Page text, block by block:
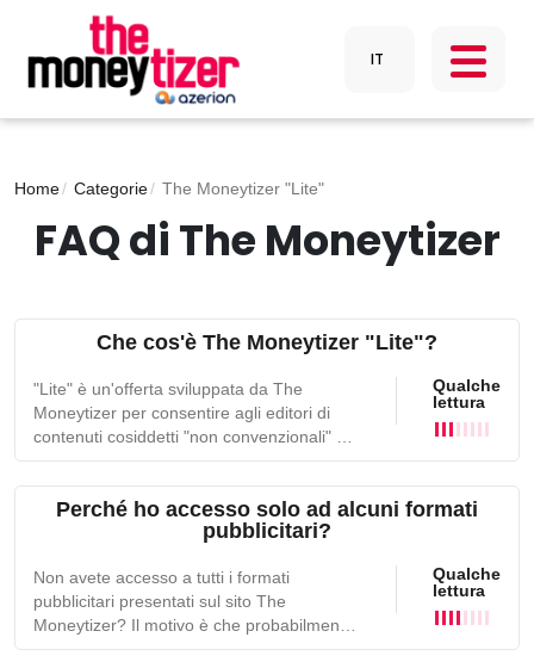
Home Categorie The Moneytizer "Lite"
FAQ di The Moneytizer
Che cos'è The Moneytizer "Lite"?
"Lite" è un'offerta sviluppata da The
Moneytizer per consentire agli editori di
contenuti cosiddetti "non convenzionali" di
beneficiare di una monetizzazione
adattata.Infatti, la maggior parte degli
inserzionisti non desidera che la propria
immagine sia associata a determinati tipi di
siti di incontri, ecc.Tuttavia, The Moneytizer
offre diversi formati pubblicitari agli editori
attraverso la sua offerta "Lite".
Qualche
lettura
Perché ho accesso solo ad alcuni formati
pubblicitari?
Non avete accesso a tutti i formati
pubblicitari presentati sul sito The
Moneytizer? Il motivo è che probabilmente
siete stati accettati nella nostra rete
Qualche
lettura